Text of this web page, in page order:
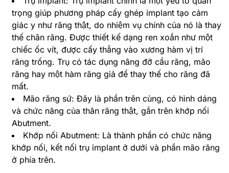
trọng giúp phương pháp cấy ghép implant tạo cảm
giác y như răng thật, do nhiệm vụ chính của nó là thay
thế chân răng. Được thiết kế dạng ren xoắn như một
chiếc ốc vít, được cấy thẳng vào xương hàm vị trí
răng trống. Trụ có tác dụng nâng đỡ cầu răng, mão
răng hay một hàm răng giả để thay thế cho răng đã
mất.
Mão răng sứ: Đây là phần trên cùng, có hình dáng
và chức năng của thân răng thật, gắn trên khớp nối
Abutment.
Khớp nối Abutment: Là thành phần có chức năng
khớp nối, kết nối trụ implant ở dưới và phần mão răng
ở phía trên.